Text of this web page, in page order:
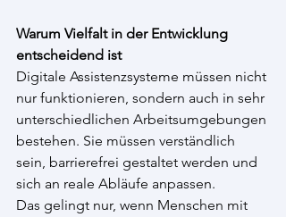
Warum Vielfalt in der Entwicklung
entscheidend ist
Digitale Assistenzsysteme müssen nicht
nur funktionieren, sondern auch in sehr
unterschiedlichen Arbeitsumgebungen
bestehen. Sie müssen verständlich
sein, barrierefrei gestaltet werden und
sich an reale Abläufe anpassen.
Das gelingt nur, wenn Menschen mit